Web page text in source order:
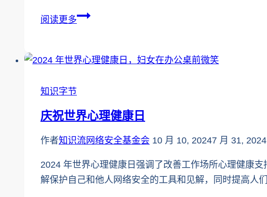
加
大
强
们
的
能
阅读更多针
营
的
5
简
单
知识字节
庆祝世界心理健康日
作者知识流网络安全基金会 10 月 10, 20247 月 31, 2024
2024 年世界心理健康日强调了改善工作场所心理健康
解保护自己和他人网络安全的工具和见解，同时提高人